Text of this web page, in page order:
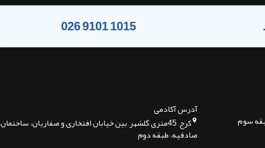
026 9101 1015
سوم
آدرس آکادمی
کرج, 45متری گلشهر, بین خیابان افتخاری و صفاریان، ساختمان
صادقیه، طبقه دوم